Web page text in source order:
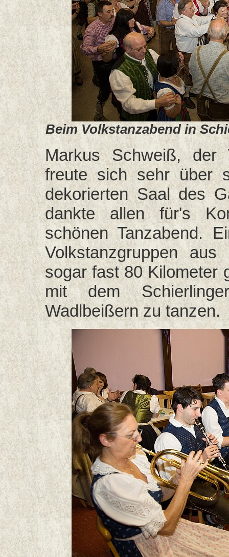
Beim Volkstanzabend in
Markus Schweiß, der
freute sich sehr über
dekorierten Saal des
dankte allen für's
schönen Tanzabend.
Volkstanzgruppen
sogar fast 80 Kilometer
mit dem
Wadlbeißern zu tanzen.